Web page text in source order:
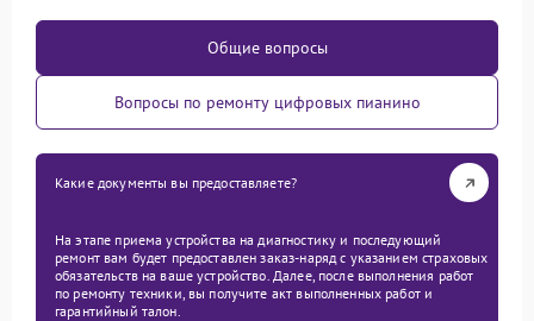
Общие вопросы
Вопросы по ремонту цифровых пианино
Какие документы вы предоставляете?
На этапе приема устройства на диагностику и последующий
ремонт вам будет предоставлен заказ-наряд с указанием страховых
обязательств на ваше устройство. Далее, после выполнения работ
по ремонту техники, вы получите акт выполненных работ и
гарантийный талон.